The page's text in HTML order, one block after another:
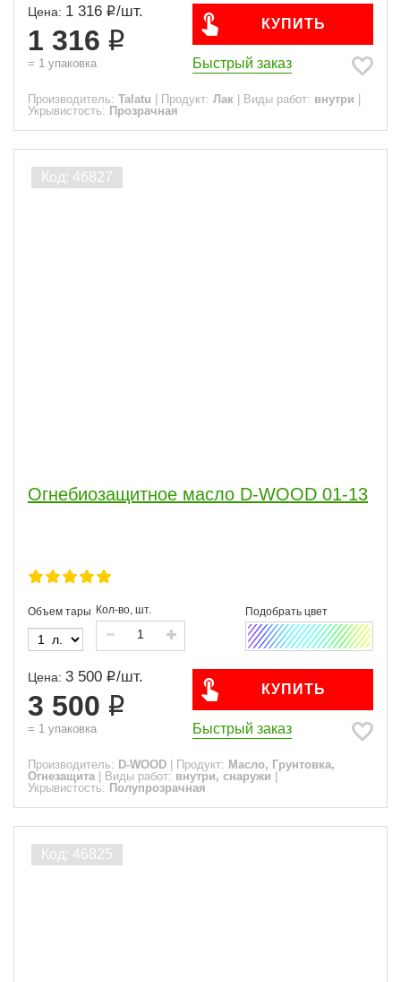
Цена: 1 316 /шт.
1 316
= 1 упаковка
КУПИТЬ
Быстрый заказ
Производитель: Talatu Продукт: Лак Виды работ: внутри
Укрывистость: Прозрачная
Огнебиозащитное масло D-WOOD 01-13
Объем тары Кол-во, шт.
Цена: 3 500 /шт.
3 500
= 1 упаковка
КУПИТЬ
Быстрый заказ
Производитель: D-WOOD Продукт: Масло, Грунтовка,
Огнезащита
Виды работ: внутри, снаружи
Укрывистость: Полупрозрачная